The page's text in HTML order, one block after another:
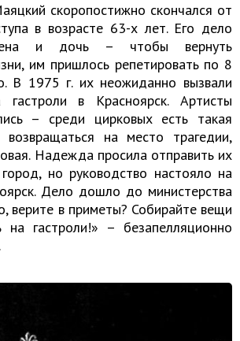
скоропостижно скончался от
в возрасте 63-х лет. Его дело
и дочь – чтобы вернуть
им пришлось репетировать по 8
В 1975 г. их неожиданно вызвали
гастроли в Красноярск. Артисты
– среди цирковых есть такая
возвращаться на место трагедии,
Надежда просила отправить их
но руководство настояло на
Дело дошло до министерства
верите в приметы? Собирайте вещи
на гастроли!» – безапелляционно